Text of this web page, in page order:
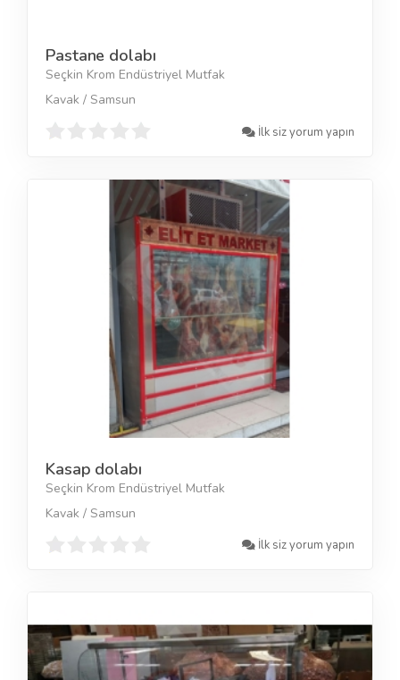
Pastane dolabı
Seçkin Krom Endüstriyel Mutfak
Kavak / Samsun
İlk siz yorum yapın
Kasap dolabı
Seçkin Krom Endüstriyel Mutfak
Kavak / Samsun
İlk siz yorum yapın